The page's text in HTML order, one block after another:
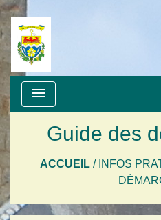
menu
Guide des
ACCUEIL / INFOS